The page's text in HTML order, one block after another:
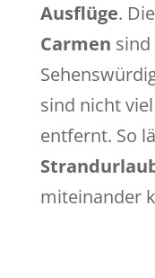
Ausflüge. Die
Carmen
sind nicht
entfernt. So
miteinander